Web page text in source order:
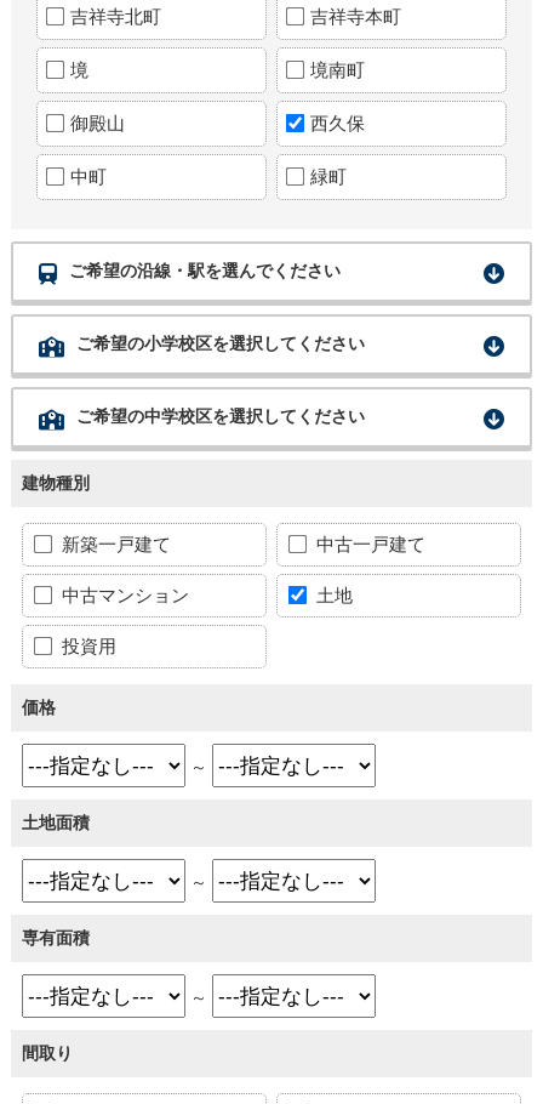
吉祥寺北町 吉祥寺本町
境 境南町
御殿山 西久保
中町 緑町
ご希望の沿線・駅を選んでください
ご希望の小学校区を選択してください
ご希望の中学校区を選択してください
建物種別
新築一戸建て 中古一戸建て
中古マンション 土地
投資用
価格
～
土地面積
～
専有面積
～
間取り